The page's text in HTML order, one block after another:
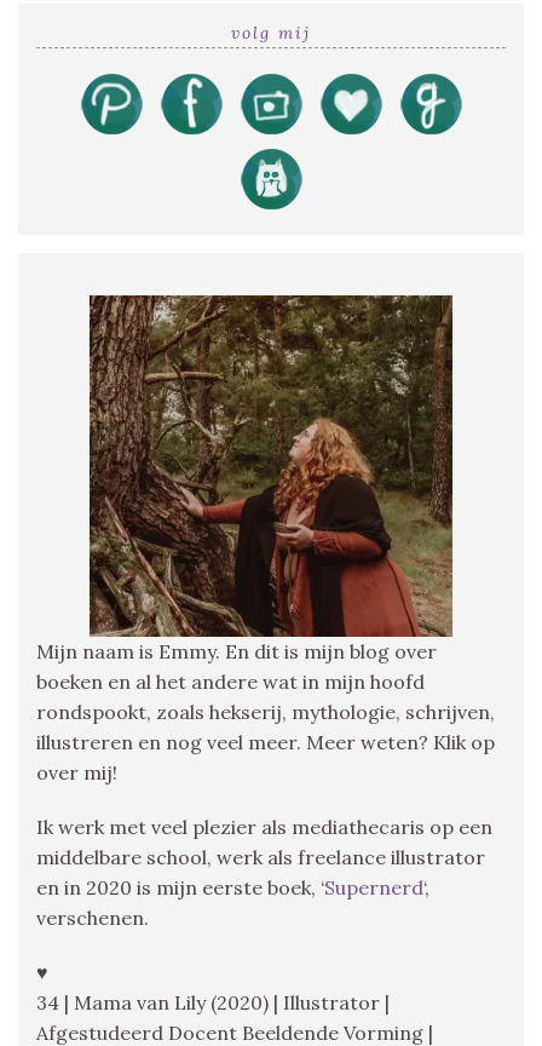
volg mij
Mijn naam is Emmy. En dit is mijn blog over
boeken en al het andere wat in mijn hoofd
rondspookt, zoals hekserij, mythologie, schrijven,
illustreren en nog veel meer. Meer weten? Klik op
over mij!
Ik werk met veel plezier als mediathecaris op een
middelbare school, werk als freelance illustrator
en in 2020 is mijn eerste boek, ‘Supernerd‘,
verschenen.
♥
34 | Mama van Lily (2020) | Illustrator |
Afgestudeerd Docent Beeldende Vorming |